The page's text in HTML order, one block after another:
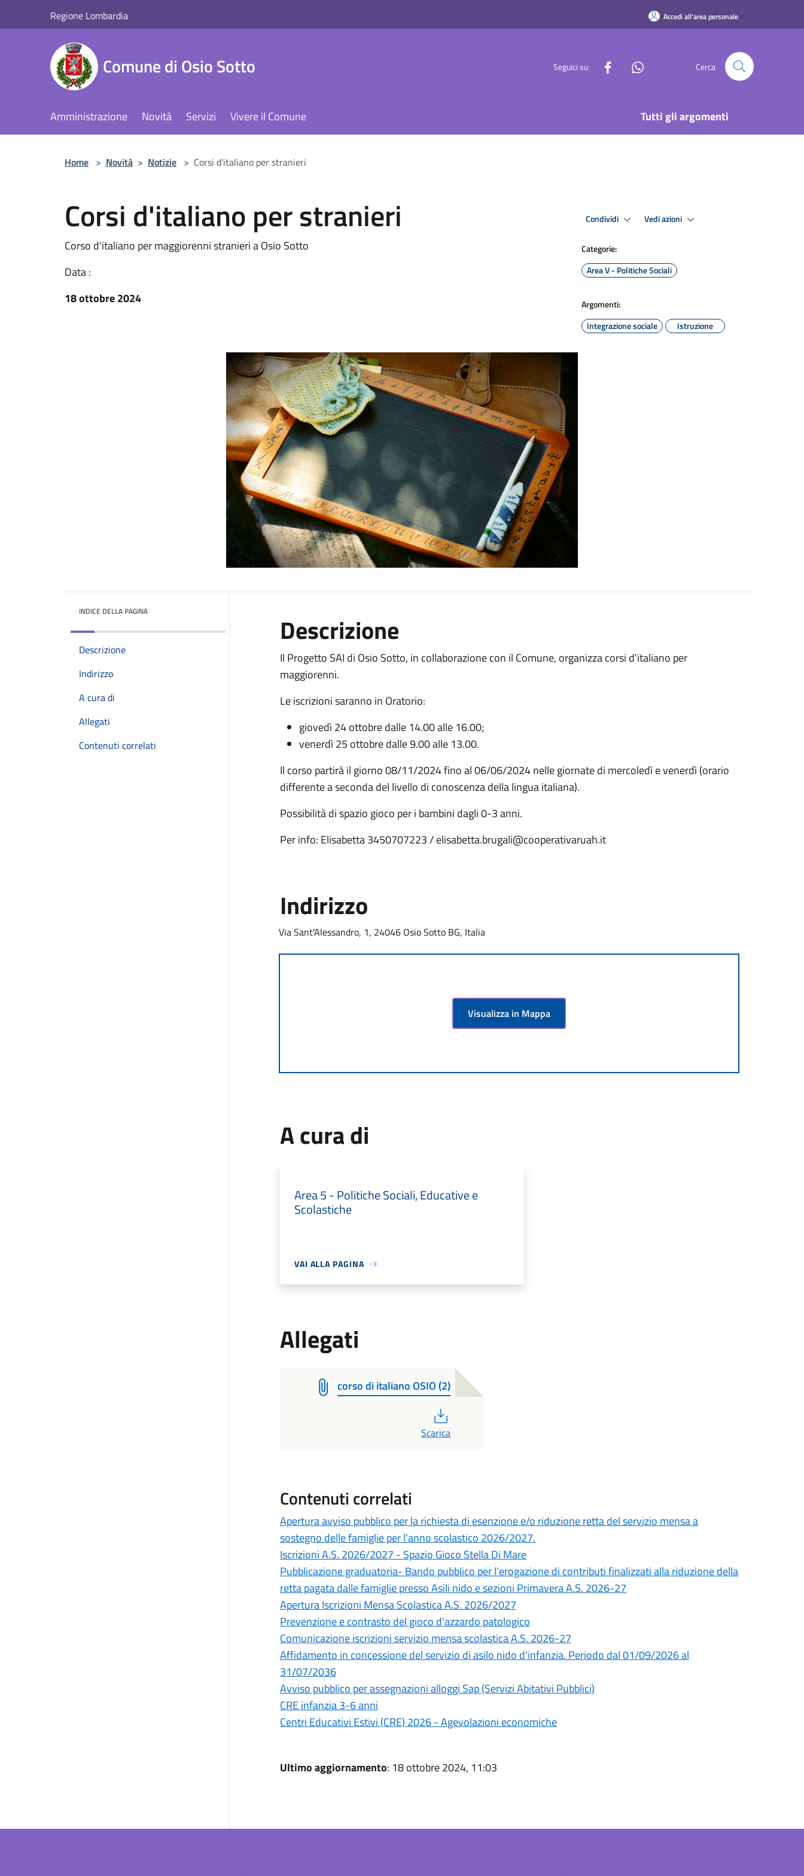
Regione Lombardia Accedi all'area personale
Comune di Osio Sotto Seguici su Cerca
Amministrazione Novità Servizi Vivere il Comune Tutti gli argomenti
Home > Novità > Notizie > Corsi d'italiano per stranieri
Corsi d'italiano per stranieri
Corso d'italiano per maggiorenni stranieri a Osio Sotto
Data :
18 ottobre 2024
Condividi Vedi azioni
Categorie:
Area V - Politiche Sociali
Argomenti:
Integrazione sociale
Istruzione
INDICE DELLA PAGINA
Descrizione
Indirizzo
A cura di
Allegati
Contenuti correlati
Descrizione
Il Progetto SAI di Osio Sotto, in collaborazione con il Comune, organizza corsi d'italiano per
maggiorenni.
Le iscrizioni saranno in Oratorio:
giovedì 24 ottobre dalle 14.00 alle 16.00;
venerdì 25 ottobre dalle 9.00 alle 13.00.
Il corso partirà il giorno 08/11/2024 fino al 06/06/2024 nelle giornate di mercoledì e venerdì (orario
differente a seconda del livello di conoscenza della lingua italiana).
Possibilità di spazio gioco per i bambini dagli 0-3 anni.
Per info: Elisabetta 3450707223 / elisabetta.brugali@cooperativaruah.it
Indirizzo
Via Sant'Alessandro, 1, 24046 Osio Sotto BG, Italia
Visualizza in Mappa
A cura di
Area 5 - Politiche Sociali, Educative e
Scolastiche
VAI ALLA PAGINA
Allegati
corso di italiano OSIO (2)
Scarica
Contenuti correlati
Apertura avviso pubblico per la richiesta di esenzione e/o riduzione retta del servizio mensa a
sostegno delle famiglie per l’anno scolastico 2026/2027.
Iscrizioni A.S. 2026/2027 - Spazio Gioco Stella Di Mare
Pubblicazione graduatoria- Bando pubblico per l’erogazione di contributi finalizzati alla riduzione della
retta pagata dalle famiglie presso Asili nido e sezioni Primavera A.S. 2026-27
Apertura Iscrizioni Mensa Scolastica A.S. 2026/2027
Prevenzione e contrasto del gioco d'azzardo patologico
Comunicazione iscrizioni servizio mensa scolastica A.S. 2026-27
Affidamento in concessione del servizio di asilo nido d'infanzia. Periodo dal 01/09/2026 al
31/07/2036
Avviso pubblico per assegnazioni alloggi Sap (Servizi Abitativi Pubblici)
CRE infanzia 3-6 anni
Centri Educativi Estivi (CRE) 2026 - Agevolazioni economiche
Ultimo aggiornamento: 18 ottobre 2024, 11:03